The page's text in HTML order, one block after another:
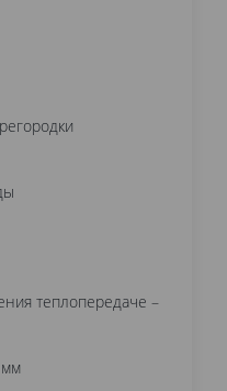
теплопередаче –